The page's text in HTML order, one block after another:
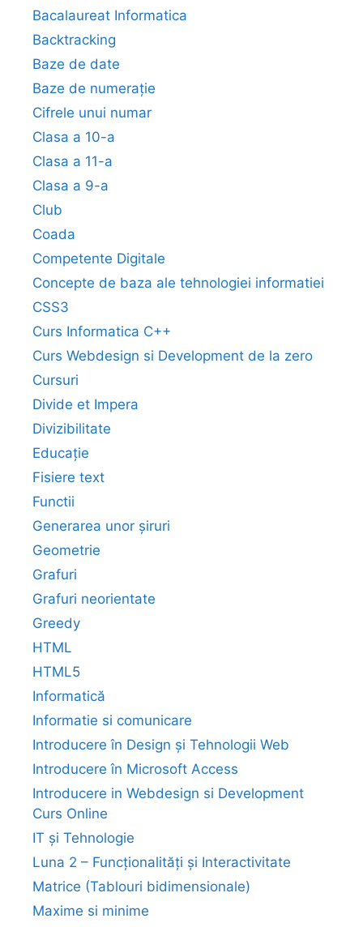
Bacalaureat Informatica
Backtracking
Baze de date
Baze de numerație
Cifrele unui numar
Clasa a 10-a
Clasa a 11-a
Clasa a 9-a
Club
Coada
Competente Digitale
Concepte de baza ale tehnologiei informatiei
CSS3
Curs Informatica C++
Curs Webdesign si Development de la zero
Cursuri
Divide et Impera
Divizibilitate
Educație
Fisiere text
Functii
Generarea unor șiruri
Geometrie
Grafuri
Grafuri neorientate
Greedy
HTML
HTML5
Informatică
Informatie si comunicare
Introducere în Design și Tehnologii Web
Introducere în Microsoft Access
Introducere in Webdesign si Development
Curs Online
IT și Tehnologie
Luna 2 – Funcționalități și Interactivitate
Matrice (Tablouri bidimensionale)
Maxime si minime